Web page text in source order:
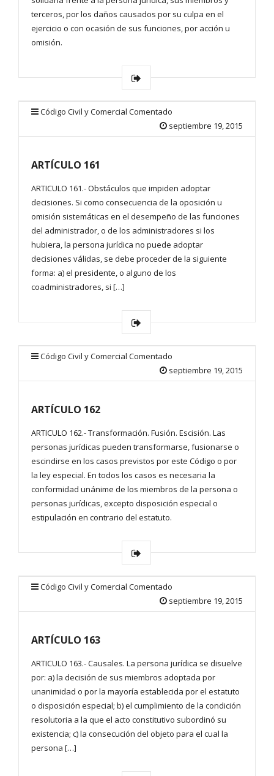
terceros, por los daños causados por su culpa en el
ejercicio o con ocasión de sus funciones, por acción u
omisión.
Código Civil y Comercial Comentado
septiembre 19, 2015
ARTÍCULO 161
ARTICULO 161.- Obstáculos que impiden adoptar
decisiones. Si como consecuencia de la oposición u
omisión sistemáticas en el desempeño de las funciones
del administrador, o de los administradores si los
hubiera, la persona jurídica no puede adoptar
decisiones válidas, se debe proceder de la siguiente
forma: a) el presidente, o alguno de los
coadministradores, si […]
Código Civil y Comercial Comentado
septiembre 19, 2015
ARTÍCULO 162
ARTICULO 162.- Transformación. Fusión. Escisión. Las
personas jurídicas pueden transformarse, fusionarse o
escindirse en los casos previstos por este Código o por
la ley especial. En todos los casos es necesaria la
conformidad unánime de los miembros de la persona o
personas jurídicas, excepto disposición especial o
estipulación en contrario del estatuto.
Código Civil y Comercial Comentado
septiembre 19, 2015
ARTÍCULO 163
ARTICULO 163.- Causales. La persona jurídica se disuelve
por: a) la decisión de sus miembros adoptada por
unanimidad o por la mayoría establecida por el estatuto
o disposición especial; b) el cumplimiento de la condición
resolutoria a la que el acto constitutivo subordinó su
existencia; c) la consecución del objeto para el cual la
persona […]